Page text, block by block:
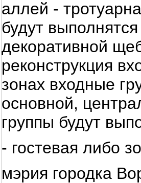
аллей -
будут
декоративной
реконструкция
зонах входные
основной,
группы будут
- гостевая либо
мэрия городка